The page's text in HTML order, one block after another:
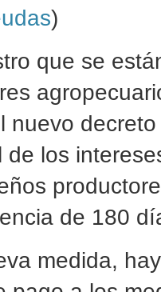
)
que se
nuevo
los
de 180
medida,